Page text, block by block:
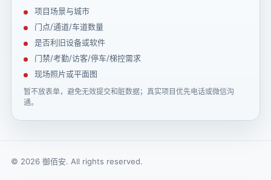
项目场景与城市
门点/通道/车道数量
是否利旧设备或软件
门禁/考勤/访客/停车/梯控需求
现场照片或平面图
暂不放表单，避免无效提交和脏数据；真实项目优先电话或微信沟
通。
© 2026 御佰安. All rights reserved.